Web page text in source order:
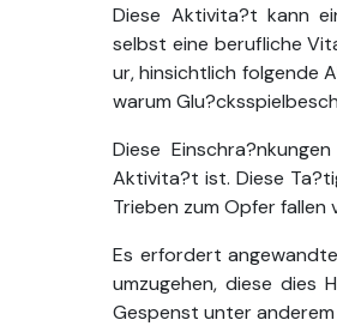
Diese Aktivita?t kann
selbst eine berufliche
ur, hinsichtlich folgende
warum
Diese
Aktivita?t ist. Diese
Trieben zum Opfer fallen
Es erfordert
umzugehen, diese dies
Gespenst unter anderem